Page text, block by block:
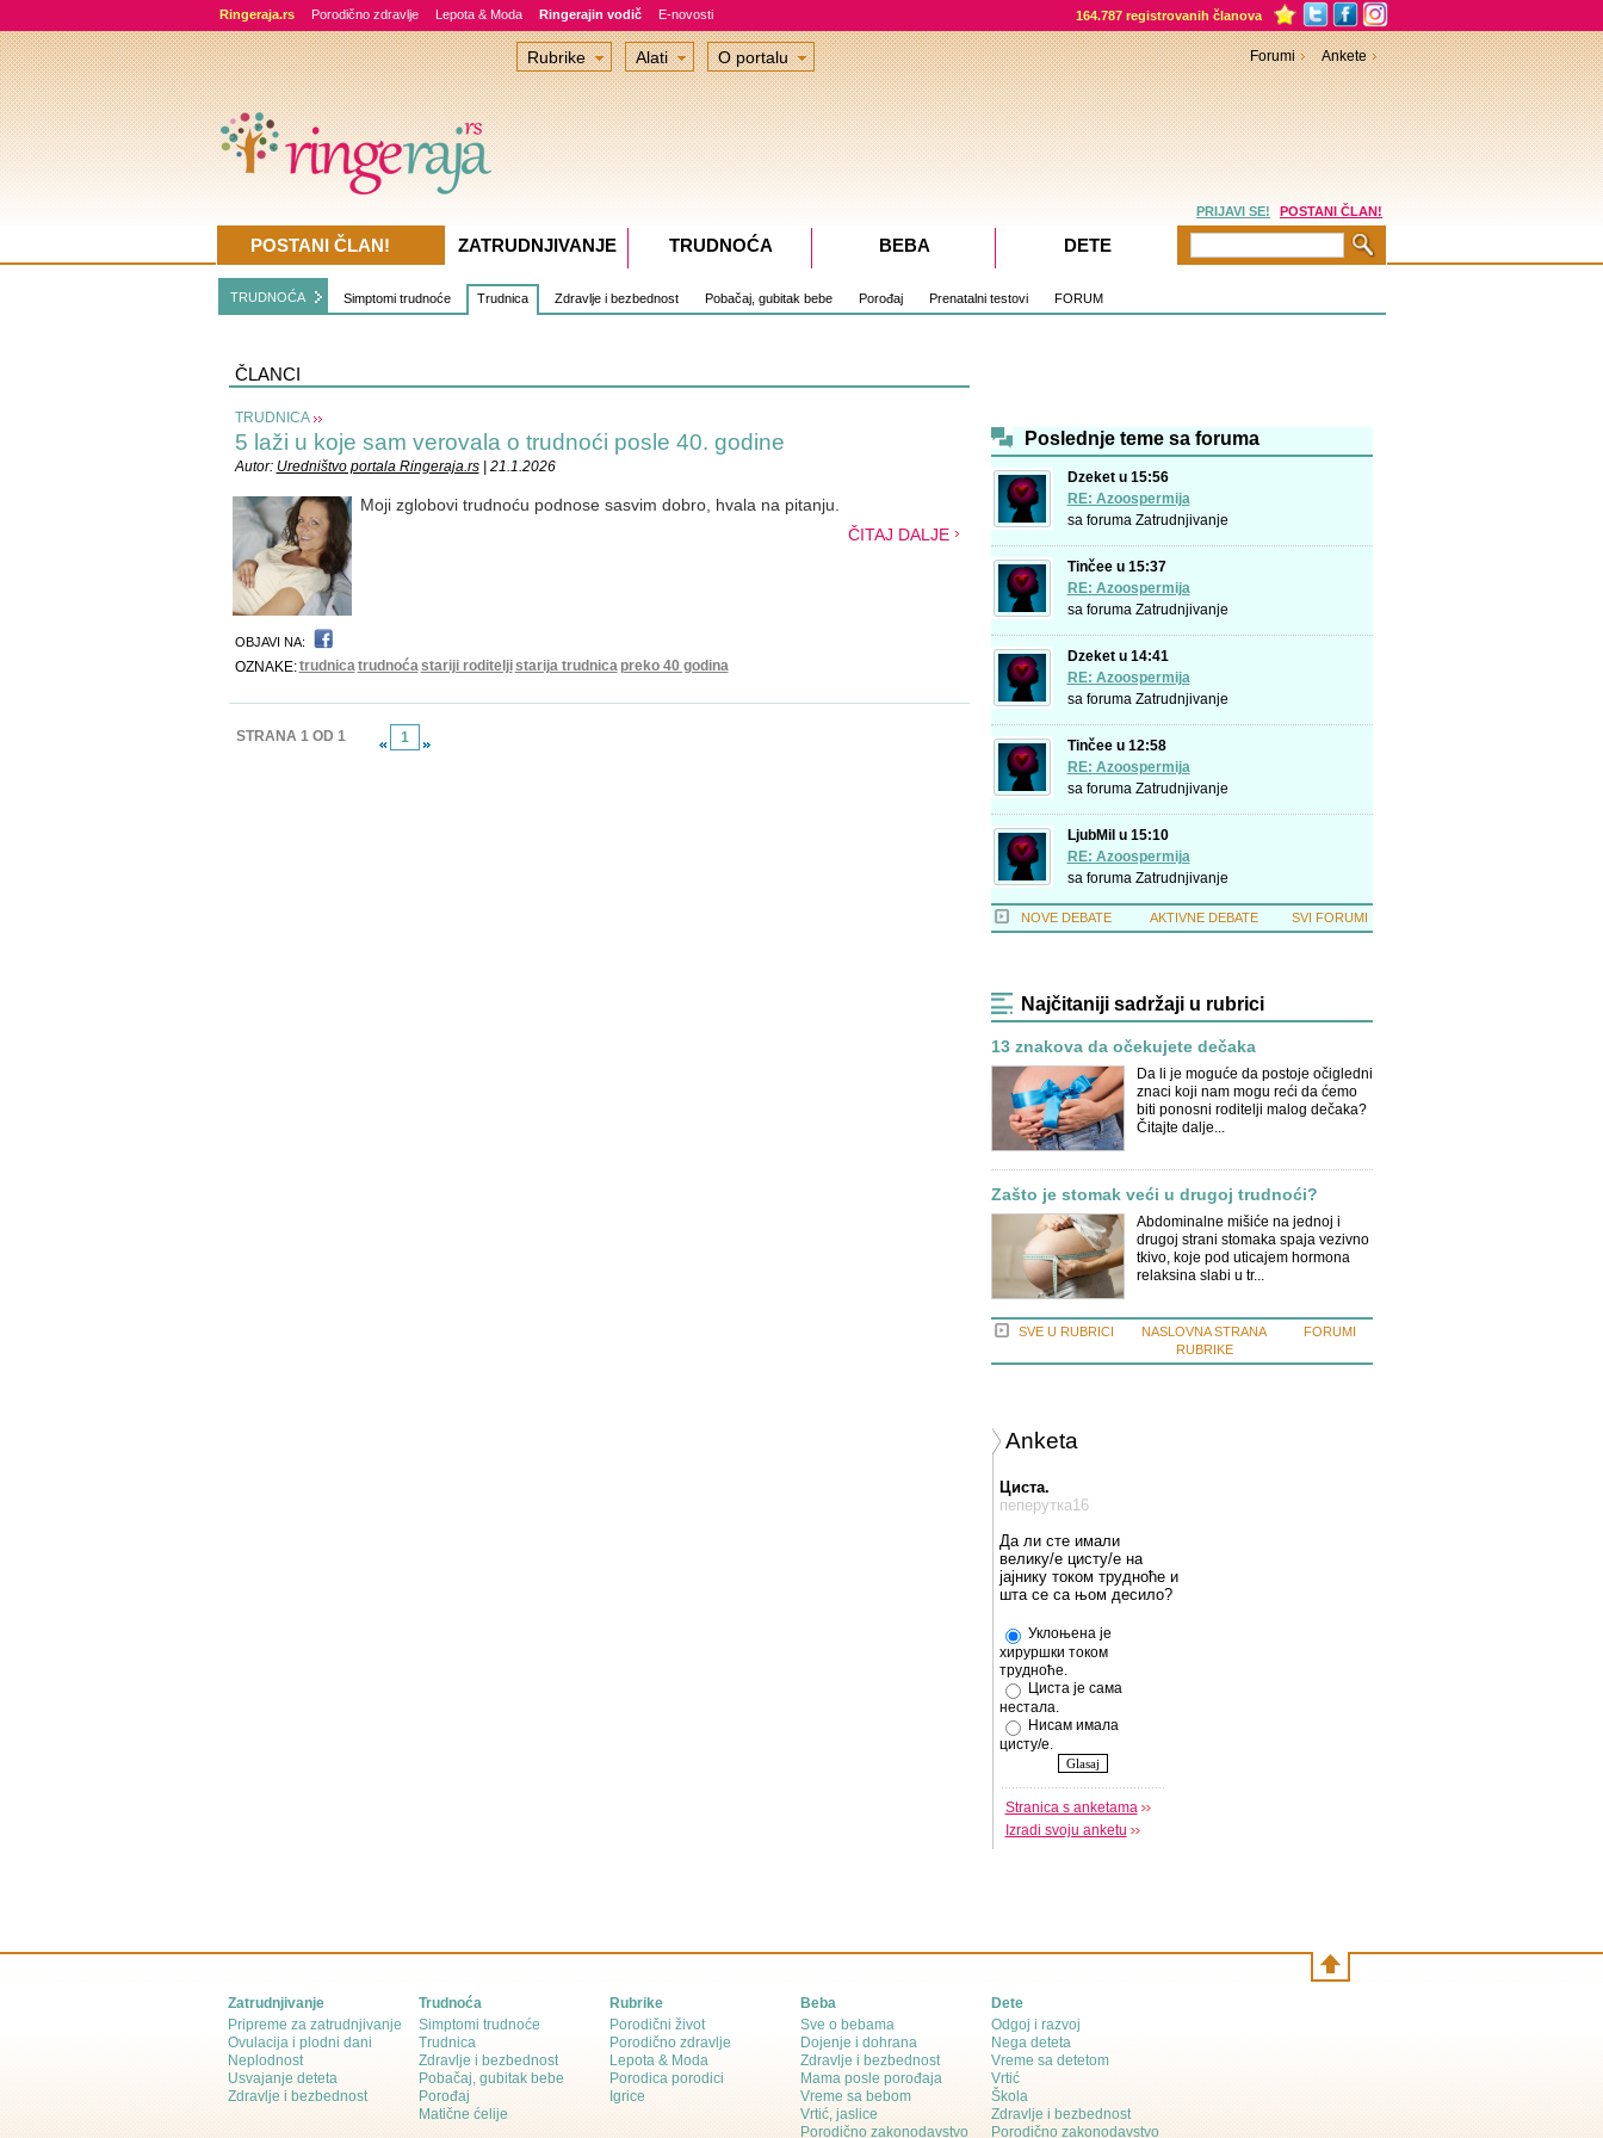
Ringeraja.rs Porodično zdravlje Lepota & Moda Ringerajin vodič E-novosti 164.787 registrovanih članova
TRUDNOĆA Simptomi trudnoće Trudnica Zdravlje i bezbednost Pobačaj, gubitak bebe Porođaj Prenatalni testovi FORUM
ČLANCI
TRUDNICA
5 laži u koje sam verovala o trudnoći posle 40. godine
Autor: Uredništvo portala Ringeraja.rs| 21.1.2026
Moji zglobovi trudnoću podnose sasvim dobro, hvala na pitanju.
ČITAJ DALJE
OBJAVI NA:
OZNAKE:trudnicatrudnoćastariji roditeljistarija trudnica preko 40 godina
STRANA 1 OD 1 1
Poslednje teme sa foruma
Dzeket u 15:56
RE: Azoospermija
sa foruma Zatrudnjivanje
Tinčee u 15:37
RE: Azoospermija
sa foruma Zatrudnjivanje
Dzeket u 14:41
RE: Azoospermija
sa foruma Zatrudnjivanje
Tinčee u 12:58
RE: Azoospermija
sa foruma Zatrudnjivanje
LjubMil u 15:10
RE: Azoospermija
sa foruma Zatrudnjivanje
NOVE DEBATE AKTIVNE DEBATE SVI FORUMI
Najčitaniji sadržaji u rubrici
13 znakova da očekujete dečaka
Da li je moguće da postoje očigledni
znaci koji nam mogu reći da ćemo
biti ponosni roditelji malog dečaka?
Čitajte dalje...
Zašto je stomak veći u drugoj trudnoći?
Abdominalne mišiće na jednoj i
drugoj strani stomaka spaja vezivno
tkivo, koje pod uticajem hormona
relaksina slabi u tr...
SVE U RUBRICI
NASLOVNA STRANA
RUBRIKE
FORUMI
Anketa
Циста.
пеперутка16
Да ли сте имали
велику/е цисту/е на
јајнику током трудноће и
шта се са њом десило?
Уклоњена је
хируршки током
трудноће.
Циста је сама
нестала.
Нисам имала
цисту/е.
Stranica s anketama
Izradi svoju anketu
Rubrike Alati O portalu Forumi Ankete
PRIJAVI SE! POSTANI ČLAN!
POSTANI ČLAN! ZATRUDNJIVANJE TRUDNOĆA BEBA DETE
Zatrudnjivanje
Pripreme za zatrudnjivanje
Ovulacija i plodni dani
Neplodnost
Usvajanje deteta
Zdravlje i bezbednost
Trudnoća
Simptomi trudnoće
Trudnica
Zdravlje i bezbednost
Pobačaj, gubitak bebe
Porođaj
Matične ćelije
Rubrike
Porodični život
Porodično zdravlje
Lepota & Moda
Porodica porodici
Igrice
Beba
Sve o bebama
Dojenje i dohrana
Zdravlje i bezbednost
Mama posle porođaja
Vreme sa bebom
Vrtić, jaslice
Porodično zakonodavstvo
Dete
Odgoj i razvoj
Nega deteta
Vreme sa detetom
Vrtić
Škola
Zdravlje i bezbednost
Porodično zakonodavstvo